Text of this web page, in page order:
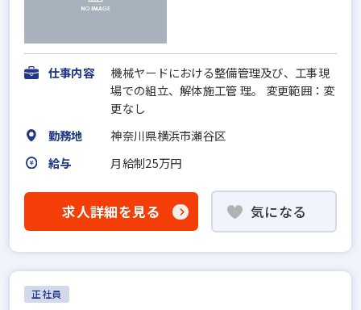
仕事内容
機械ヤードにおける整備管理及び、工事現
場での組立、解体施工管 理。 変更範囲：変
更なし
勤務地
神奈川県横浜市瀬谷区
給与
月給制25万円
求人詳細を見る 気になる
正社員